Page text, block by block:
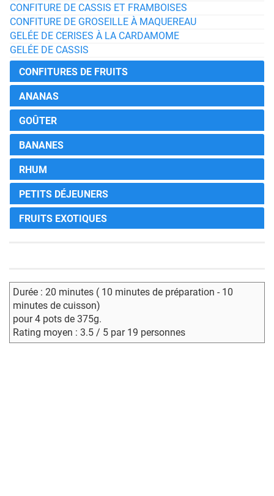
CONFITURE DE CASSIS ET FRAMBOISES
CONFITURE DE GROSEILLE À MAQUEREAU
GELÉE DE CERISES À LA CARDAMOME
GELÉE DE CASSIS
CONFITURES DE FRUITS
ANANAS
GOÛTER
BANANES
RHUM
PETITS DÉJEUNERS
FRUITS EXOTIQUES
Durée : 20 minutes ( 10 minutes de préparation - 10
minutes de cuisson)
pour 4 pots de 375g.
Rating moyen : 3.5 / 5 par 19 personnes